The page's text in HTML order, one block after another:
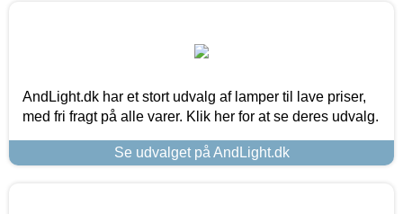
AndLight.dk har et stort udvalg af lamper til lave priser,
med fri fragt på alle varer. Klik her for at se deres udvalg.
Se udvalget på AndLight.dk